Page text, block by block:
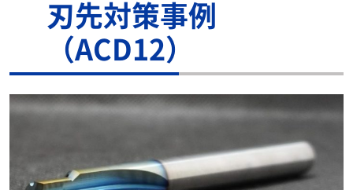
刃先対策事例
（ACD12）